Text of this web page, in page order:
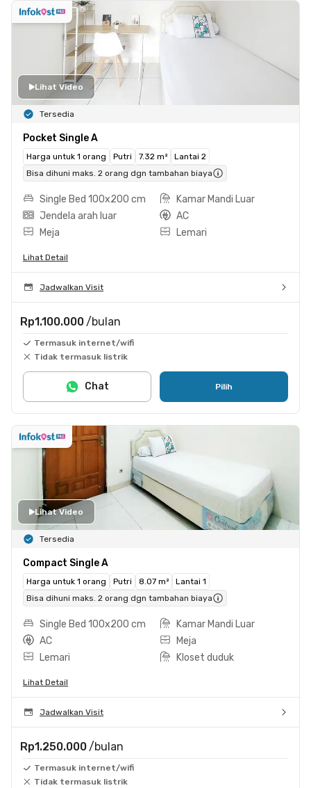
Lihat Video
Tersedia
Pocket Single A
Harga untuk 1 orang Putri 7.32 m²
Lantai 2
Bisa dihuni maks. 2 orang dgn tambahan biaya
Single Bed 100x200 cm
Kamar Mandi Luar
Jendela arah luar
AC
Meja
Lemari
Lihat Detail
Jadwalkan Visit
Rp1.100.000 /bulan
Termasuk internet/wifi
Tidak termasuk listrik
Pilih
Chat
Lihat Video
Tersedia
Compact Single A
Harga untuk 1 orang Putri 8.07 m²
Lantai 1
Bisa dihuni maks. 2 orang dgn tambahan biaya
Single Bed 100x200 cm
Kamar Mandi Luar
AC
Meja
Lemari
Kloset duduk
Lihat Detail
Jadwalkan Visit
Rp1.250.000 /bulan
Termasuk internet/wifi
Tidak termasuk listrik